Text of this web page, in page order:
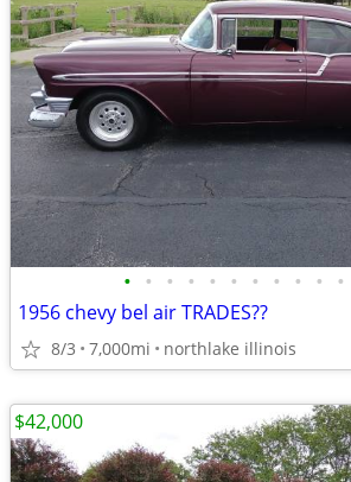
• • • • • • • • • • •
1956 chevy bel air TRADES??
8/3 7,000mi northlake illinois
$42,000